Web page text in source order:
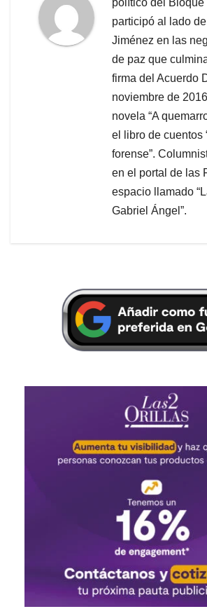
político del Bloque
participó al lado
Jiménez en las
de paz que
firma del Acuerdo
noviembre de
novela “A
el libro de cuentos
forense”.
en el portal de las
espacio llamado
Gabriel Ángel”.